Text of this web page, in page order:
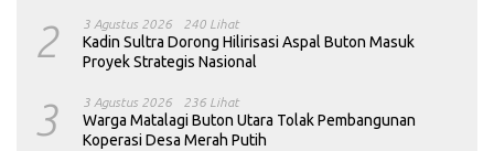
2 3 Agustus 2026 240 Lihat
Kadin Sultra Dorong Hilirisasi Aspal Buton Masuk
Proyek Strategis Nasional
3 3 Agustus 2026 236 Lihat
Warga Matalagi Buton Utara Tolak Pembangunan
Koperasi Desa Merah Putih